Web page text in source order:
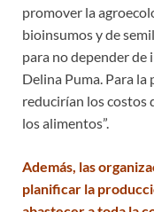
promover la
bioinsumos y de
para no depender de
Delina Puma. Para la
reducirían los costos
los alimentos”.
Además, las
planificar la